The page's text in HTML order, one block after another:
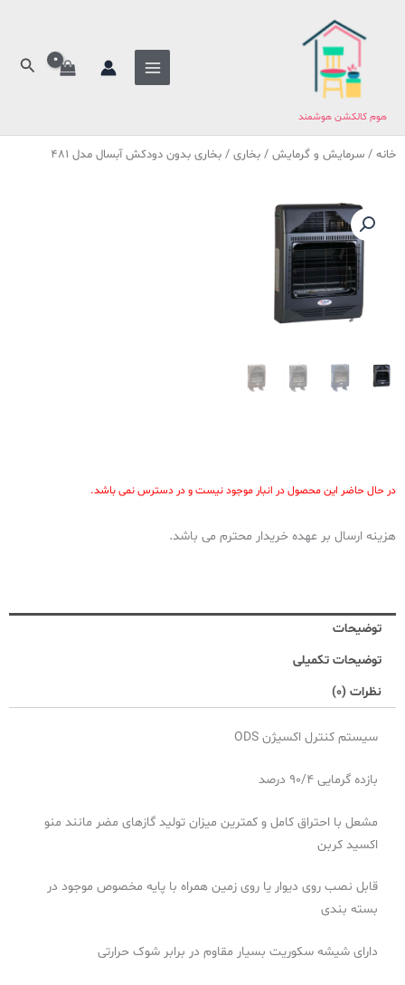
هوم کالکشن هوشمند
خانه / سرمایش و گرمایش / بخاری / بخاری بدون دودکش آبسال مدل 481
در حال حاضر این محصول در انبار موجود نیست و در دسترس نمی باشد.
هزینه ارسال بر عهده خریدار محترم می باشد.
توضیحات
توضیحات تکمیلی
نظرات (0)
سیستم کنترل اکسیژن ODS
بازده گرمایی ۹۰/۴ درصد
مشعل با احتراق کامل و کمترین میزان تولید گازهای مضر مانند منو
اکسید کربن
قابل نصب روی دیوار یا روی زمین همراه با پایه مخصوص موجود در
بسته بندی
دارای شیشه سکوریت بسیار مقاوم در برابر شوک حرارتی